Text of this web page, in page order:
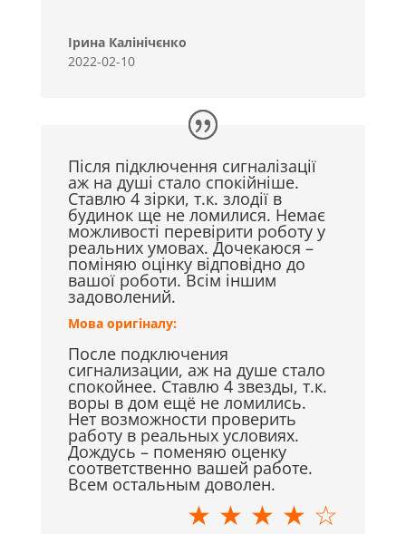
Ірина Калінічєнко
2022-02-10
Після підключення сигналізації
аж на душі стало спокійніше.
Ставлю 4 зірки, т.к. злодії в
будинок ще не ломилися. Немає
можливості перевірити роботу у
реальних умовах. Дочекаюся –
поміняю оцінку відповідно до
вашої роботи. Всім іншим
задоволений.
Мова оригіналу:
После подключения
сигнализации, аж на душе стало
спокойнее. Ставлю 4 звезды, т.к.
воры в дом ещё не ломились.
Нет возможности проверить
работу в реальных условиях.
Дождусь – поменяю оценку
соответственно вашей работе.
Всем остальным доволен.
★ ★ ★ ★ ☆